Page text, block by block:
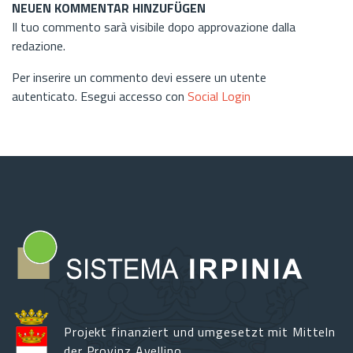
NEUEN KOMMENTAR HINZUFÜGEN
Il tuo commento sarà visibile dopo approvazione dalla
redazione.
Per inserire un commento devi essere un utente
autenticato. Esegui accesso con Social Login
Projekt finanziert und umgesetzt mit Mitteln